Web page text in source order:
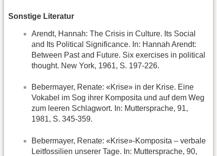
Sonstige Literatur
Arendt, Hannah: The Crisis in Culture. Its Social
and Its Political Significance. In: Hannah Arendt:
Between Past and Future. Six exercises in political
thought. New York, 1961, S. 197-226.
Bebermayer, Renate: «Krise» in der Krise. Eine
Vokabel im Sog ihrer Komposita und auf dem Weg
zum leeren Schlagwort. In: Muttersprache, 91,
1981, S. 345-359.
Bebermayer, Renate: «Krise»-Komposita – verbale
Leitfossilien unserer Tage. In: Muttersprache, 90,